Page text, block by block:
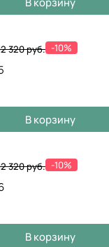
320 руб. -10%
В корзину
320 руб. -10%
В корзину